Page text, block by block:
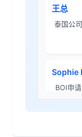
王总
泰国公
Sophie
BOI申